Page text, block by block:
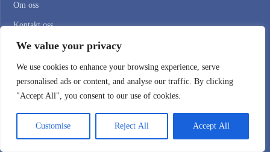
We value your privacy
We use cookies to enhance your browsing experience, serve
personalised ads or content, and analyse our traffic. By clicking
"Accept All", you consent to our use of cookies.
Customise Reject All Accept All
Om oss
Kontakt oss
Tilbakemelding fra kunder
Blogg
Registered User? —
Kundepålogging
Register